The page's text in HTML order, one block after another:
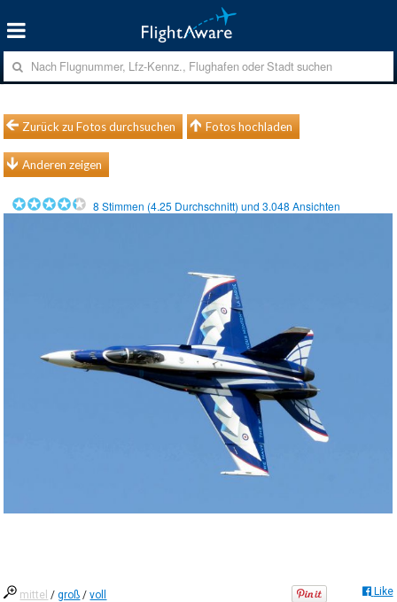
Zurück zu Fotos durchsuchen Fotos hochladen
Anderen zeigen
8 Stimmen (4.25 Durchschnitt) und3.048 Ansichten
mittel /groß /voll Like